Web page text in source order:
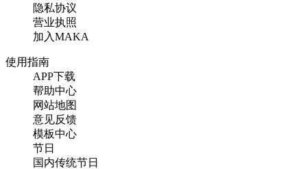
隐私协议
营业执照
加入MAKA
使用指南
APP下载
帮助中心
网站地图
意见反馈
模板中心
节日
国内传统节日